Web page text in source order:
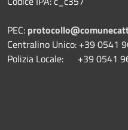
PEC:
Centralino Unico: +39 0541
Polizia Locale: +39 0541